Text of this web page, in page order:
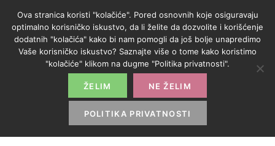
KATEGORIJA:
Ova stranica koristi "kolačiće". Pored osnovnih koje osiguravaju
optimalno korisničko iskustvo, da li želite da dozvolite i korišćenje
dodatnih "kolačića" kako bi nam pomogli da još bolje unapredimo
Vaše korisničko iskustvo? Saznajte više o tome kako koristimo
"kolačiće" klikom na dugme "Politika privatnosti".
ŽELIM NE ŽELIM
POLITIKA PRIVATNOSTI